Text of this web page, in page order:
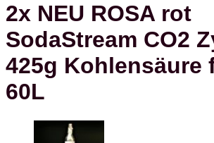
2x NEU ROSA rot
SodaStream CO2
425g Kohlensäure
60L